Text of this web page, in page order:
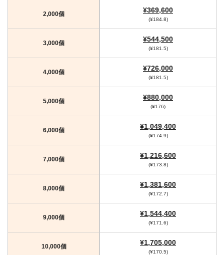
2,000個 ¥369,600
(¥184.8)
3,000個 ¥544,500
(¥181.5)
4,000個 ¥726,000
(¥181.5)
5,000個 ¥880,000
(¥176)
6,000個 ¥1,049,400
(¥174.9)
7,000個 ¥1,216,600
(¥173.8)
8,000個 ¥1,381,600
(¥172.7)
9,000個 ¥1,544,400
(¥171.6)
10,000個 ¥1,705,000
(¥170.5)